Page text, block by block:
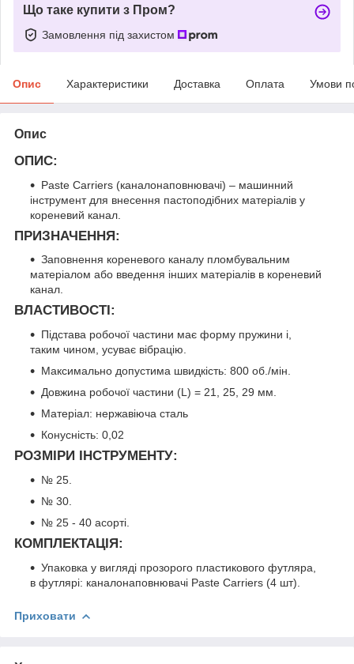
Що таке купити з Пром?
Замовлення під захистом
Опис Характеристики Доставка Оплата Умови
Опис
ОПИС:
Paste Carriers (каналонаповнювачі) – машинний
інструмент для внесення пастоподібних матеріалів у
кореневий канал.
ПРИЗНАЧЕННЯ:
Заповнення кореневого каналу пломбувальним
матеріалом або введення інших матеріалів в кореневий
канал.
ВЛАСТИВОСТІ :
Підстава робочої частини має форму пружини і,
таким чином, усуває вібрацію.
Максимально допустима швидкість: 800 об./мін.
Довжина робочої частини (L) = 21, 25, 29 мм.
Матеріал: нержавіюча сталь
Конусність: 0,02
РОЗМІРИ ІНСТРУМЕНТУ:
№ 25.
№ 30.
№ 25 - 40 асорті.
КОМПЛЕКТАЦІЯ:
Упаковка у вигляді прозорого пластикового футляра,
в футлярі: каналонаповнювачі Paste Carriers (4 шт).
Приховати